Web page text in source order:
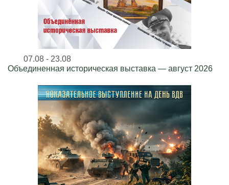
07.08 - 23.08
Объединенная историческая выставка — август 2026